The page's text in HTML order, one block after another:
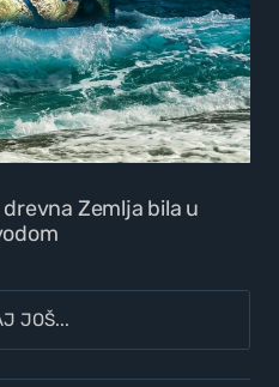
Zemlja bila u
JOŠ...